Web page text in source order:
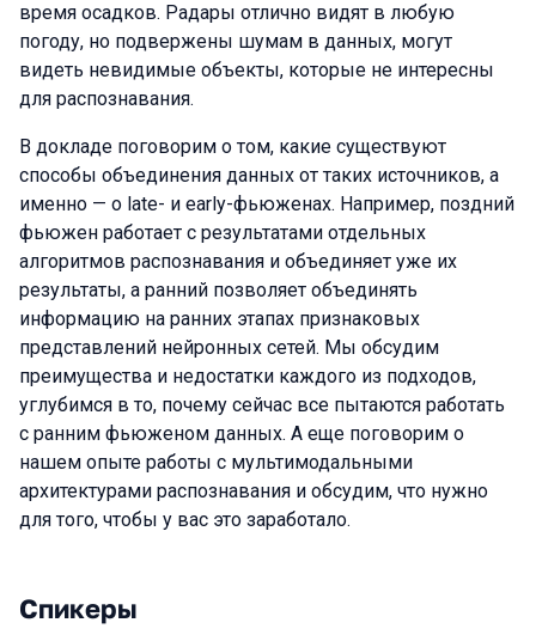
время осадков. Радары отлично видят в любую
погоду, но подвержены шумам в данных, могут
видеть невидимые объекты, которые не интересны
для распознавания.
В докладе поговорим о том, какие существуют
способы объединения данных от таких источников, а
именно — о late- и early-фьюженах. Например, поздний
фьюжен работает с результатами отдельных
алгоритмов распознавания и объединяет уже их
результаты, а ранний позволяет объединять
информацию на ранних этапах признаковых
представлений нейронных сетей. Мы обсудим
преимущества и недостатки каждого из подходов,
углубимся в то, почему сейчас все пытаются работать
с ранним фьюженом данных. А еще поговорим о
нашем опыте работы с мультимодальными
архитектурами распознавания и обсудим, что нужно
для того, чтобы у вас это заработало.
Спикеры